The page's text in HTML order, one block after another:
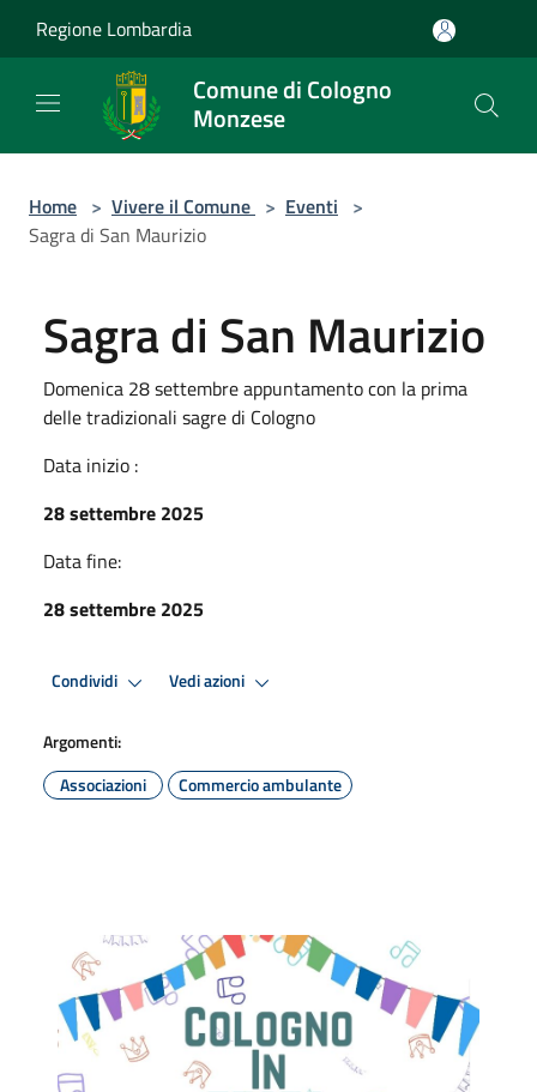
Regione Lombardia
Comune di Cologno
Monzese
Home > Vivere il Comune > Eventi >
Sagra di San Maurizio
Sagra di San Maurizio
Domenica 28 settembre appuntamento con la prima
delle tradizionali sagre di Cologno
Data inizio :
28 settembre 2025
Data fine:
28 settembre 2025
Condividi Vedi azioni
Argomenti:
Associazioni
Commercio ambulante